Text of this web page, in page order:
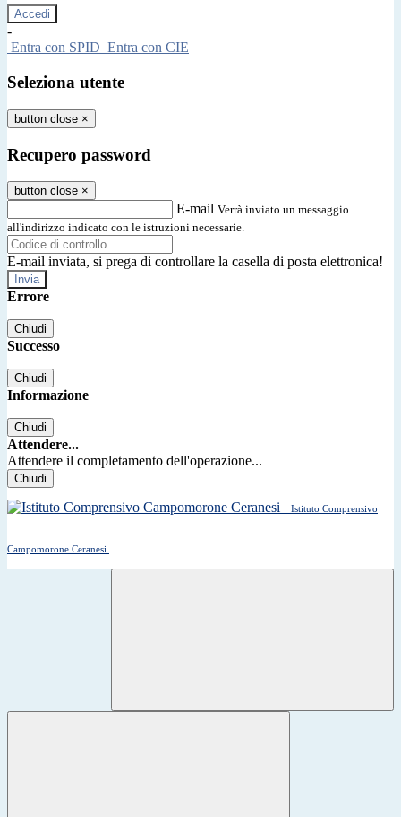
-
Entra con SPID Entra con CIE
Seleziona utente
button close ×
Recupero password
button close ×
E-mail Verrà inviato un messaggio
all'indirizzo indicato con le istruzioni necessarie.
E-mail inviata, si prega di controllare la casella di posta elettronica!
Errore
Chiudi
Successo
Chiudi
Informazione
Chiudi
Attendere...
Attendere il completamento dell'operazione...
Chiudi
Istituto Comprensivo
Campomorone Ceranesi